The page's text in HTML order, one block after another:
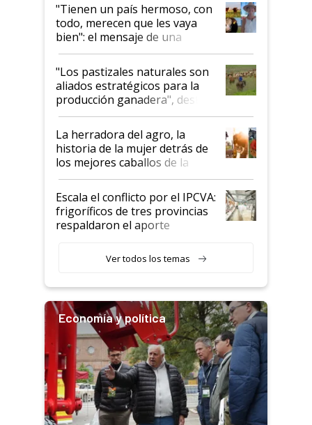
"Tienen un país hermoso, con
todo, merecen que les vaya
bien": el mensaje de una
ganadera uruguaya sobre las
oportunidades que se abren
para el agro en Argentina, con
foco en la carne
"Los pastizales naturales son
aliados estratégicos para la
producción ganadera", destaca
la iniciativa que ya reúne a 46
establecimientos en Argentina
La herradora del agro, la
historia de la mujer detrás de
los mejores caballos de la
Argentina y los mitos que
todavía hacen sufrir a estos
animales: "Mientras me
descalificaban, yo seguí
haciendo currículum"
Escala el conflicto por el IPCVA:
frigoríficos de tres provincias
respaldaron el aporte
Ver todos los temas
Economía y política